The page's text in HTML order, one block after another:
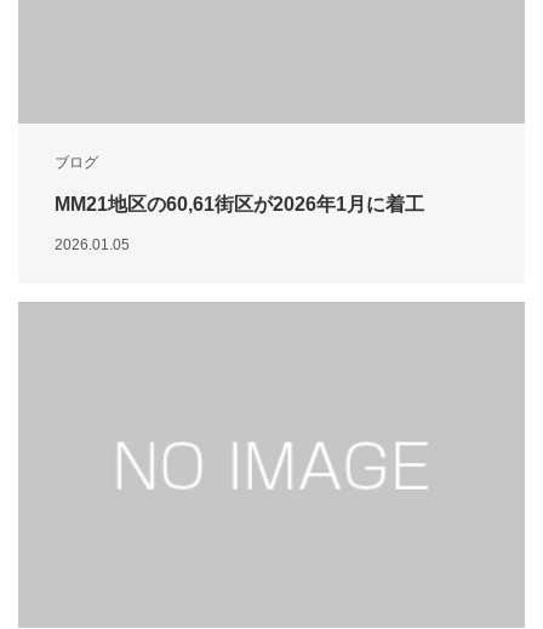
ブログ
MM21地区の60,61街区が2026年1月に着工
2026.01.05